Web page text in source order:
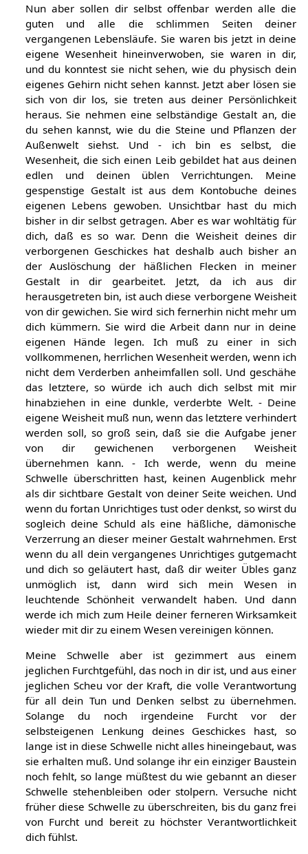
Nun aber sollen dir selbst offenbar werden alle die
guten und alle die schlimmen Seiten deiner
vergangenen Lebensläufe. Sie waren bis jetzt in deine
eigene Wesenheit hineinverwoben, sie waren in dir,
und du konntest sie nicht sehen, wie du physisch dein
eigenes Gehirn nicht sehen kannst. Jetzt aber lösen sie
sich von dir los, sie treten aus deiner Persönlichkeit
heraus. Sie nehmen eine selbständige Gestalt an, die
du sehen kannst, wie du die Steine und Pflanzen der
Außenwelt siehst. Und - ich bin es selbst, die
Wesenheit, die sich einen Leib gebildet hat aus deinen
edlen und deinen üblen Verrichtungen. Meine
gespenstige Gestalt ist aus dem Kontobuche deines
eigenen Lebens gewoben. Unsichtbar hast du mich
bisher in dir selbst getragen. Aber es war wohltätig für
dich, daß es so war. Denn die Weisheit deines dir
verborgenen Geschickes hat deshalb auch bisher an
der Auslöschung der häßlichen Flecken in meiner
Gestalt in dir gearbeitet. Jetzt, da ich aus dir
herausgetreten bin, ist auch diese verborgene Weisheit
von dir gewichen. Sie wird sich fernerhin nicht mehr um
dich kümmern. Sie wird die Arbeit dann nur in deine
eigenen Hände legen. Ich muß zu einer in sich
vollkommenen, herrlichen Wesenheit werden, wenn ich
nicht dem Verderben anheimfallen soll. Und geschähe
das letztere, so würde ich auch dich selbst mit mir
hinabziehen in eine dunkle, verderbte Welt. - Deine
eigene Weisheit muß nun, wenn das letztere verhindert
werden soll, so groß sein, daß sie die Aufgabe jener
von dir gewichenen verborgenen Weisheit
übernehmen kann. - Ich werde, wenn du meine
Schwelle überschritten hast, keinen Augenblick mehr
als dir sichtbare Gestalt von deiner Seite weichen. Und
wenn du fortan Unrichtiges tust oder denkst, so wirst du
sogleich deine Schuld als eine häßliche, dämonische
Verzerrung an dieser meiner Gestalt wahrnehmen. Erst
wenn du all dein vergangenes Unrichtiges gutgemacht
und dich so geläutert hast, daß dir weiter Übles ganz
unmöglich ist, dann wird sich mein Wesen in
leuchtende Schönheit verwandelt haben. Und dann
werde ich mich zum Heile deiner ferneren Wirksamkeit
wieder mit dir zu einem Wesen vereinigen können.
Meine Schwelle aber ist gezimmert aus einem
jeglichen Furchtgefühl, das noch in dir ist, und aus einer
jeglichen Scheu vor der Kraft, die volle Verantwortung
für all dein Tun und Denken selbst zu übernehmen.
Solange du noch irgendeine Furcht vor der
selbsteigenen Lenkung deines Geschickes hast, so
lange ist in diese Schwelle nicht alles hineingebaut, was
sie erhalten muß. Und solange ihr ein einziger Baustein
noch fehlt, so lange müßtest du wie gebannt an dieser
Schwelle stehenbleiben oder stolpern. Versuche nicht
früher diese Schwelle zu überschreiten, bis du ganz frei
von Furcht und bereit zu höchster Verantwortlichkeit
dich fühlst.